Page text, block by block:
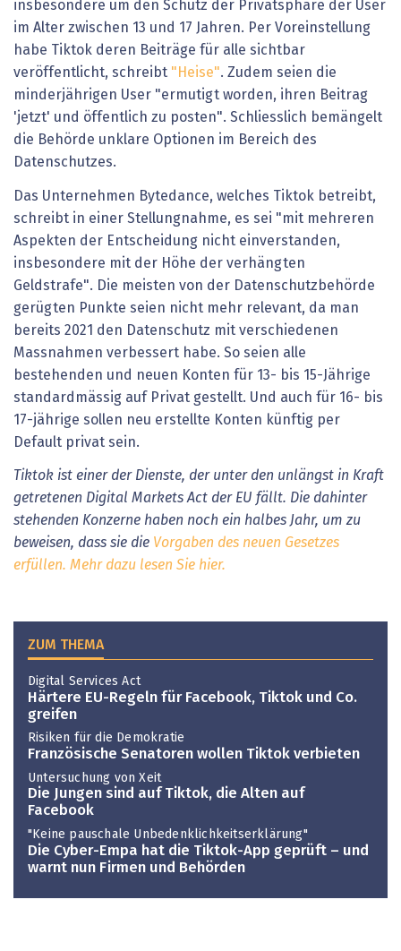
insbesondere um den Schutz der Privatsphäre der User
im Alter zwischen 13 und 17 Jahren. Per Voreinstellung
habe Tiktok deren Beiträge für alle sichtbar
veröffentlicht, schreibt "Heise". Zudem seien die
minderjährigen User "ermutigt worden, ihren Beitrag
'jetzt' und öffentlich zu posten". Schliesslich bemängelt
die Behörde unklare Optionen im Bereich des
Datenschutzes.
Das Unternehmen Bytedance, welches Tiktok betreibt,
schreibt in einer Stellungnahme, es sei "mit mehreren
Aspekten der Entscheidung nicht einverstanden,
insbesondere mit der Höhe der verhängten
Geldstrafe". Die meisten von der Datenschutzbehörde
gerügten Punkte seien nicht mehr relevant, da man
bereits 2021 den Datenschutz mit verschiedenen
Massnahmen verbessert habe. So seien alle
bestehenden und neuen Konten für 13- bis 15-Jährige
standardmässig auf Privat gestellt. Und auch für 16- bis
17-jährige sollen neu erstellte Konten künftig per
Default privat sein.
Tiktok ist einer der Dienste, der unter den unlängst in Kraft
getretenen Digital Markets Act der EU fällt. Die dahinter
stehenden Konzerne haben noch ein halbes Jahr, um zu
beweisen, dass sie die Vorgaben des neuen Gesetzes
erfüllen. Mehr dazu lesen Sie hier.
ZUM THEMA
Digital Services Act
Härtere EU-Regeln für Facebook, Tiktok und Co.
greifen
Risiken für die Demokratie
Französische Senatoren wollen Tiktok verbieten
Untersuchung von Xeit
Die Jungen sind auf Tiktok, die Alten auf
Facebook
"Keine pauschale Unbedenklichkeitserklärung"
Die Cyber-Empa hat die Tiktok-App geprüft – und
warnt nun Firmen und Behörden